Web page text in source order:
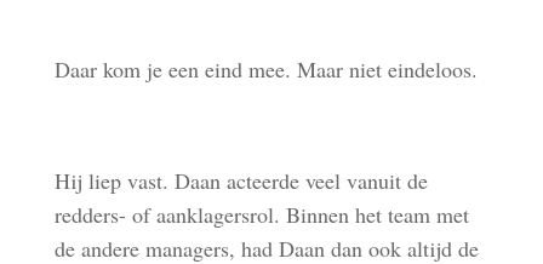
Daar kom je een eind mee. Maar niet eindeloos.
Hij liep vast. Daan acteerde veel vanuit de
redders- of aanklagersrol. Binnen het team met
de andere managers, had Daan dan ook altijd de